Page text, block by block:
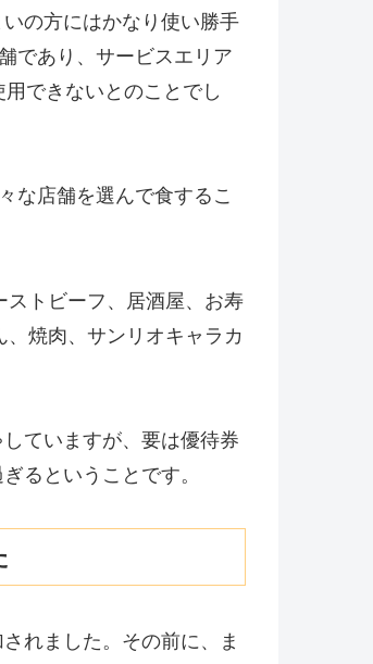
の方にはかなり使い勝手
であり、サービスエリア
できないとのことでし
な店舗を選んで食するこ
ストビーフ、居酒屋、お寿
焼肉、サンリオキャラカ
ていますが、要は優待券
るということです。
れました。その前に、ま